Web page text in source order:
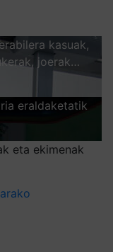
kasuak,
joerak…
eraldaketatik
eta ekimenak